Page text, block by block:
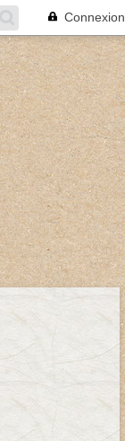
Connexion